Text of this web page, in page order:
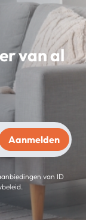
van al
van ID